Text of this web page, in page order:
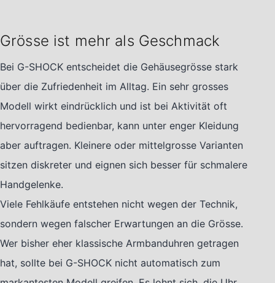
Grösse ist mehr als Geschmack
Bei G-SHOCK entscheidet die Gehäusegrösse stark
über die Zufriedenheit im Alltag. Ein sehr grosses
Modell wirkt eindrücklich und ist bei Aktivität oft
hervorragend bedienbar, kann unter enger Kleidung
aber auftragen. Kleinere oder mittelgrosse Varianten
sitzen diskreter und eignen sich besser für schmalere
Handgelenke.
Viele Fehlkäufe entstehen nicht wegen der Technik,
sondern wegen falscher Erwartungen an die Grösse.
Wer bisher eher klassische Armbanduhren getragen
hat, sollte bei G-SHOCK nicht automatisch zum